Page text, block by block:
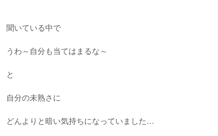
聞いている中で
うわ～自分も当てはまるな～
と
自分の未熟さに
どんよりと暗い気持ちになっていました…